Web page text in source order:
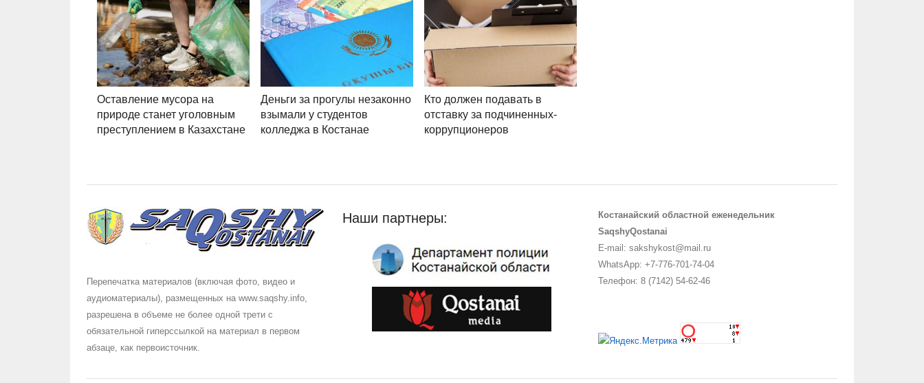
Оставление мусора на
природе станет уголовным
преступлением в Казахстане
Деньги за прогулы незаконно
взымали у студентов
колледжа в Костанае
Кто должен подавать в
отставку за подчиненных-
коррупционеров
Перепечатка материалов (включая фото, видео и
аудиоматериалы), размещенных на www.saqshy.info,
разрешена в объеме не более одной трети с
обязательной гиперссылкой на материал в первом
абзаце, как первоисточник.
Наши партнеры:
Костанайский областной еженедельник
SaqshyQostanai
E-mail: sakshykost@mail.ru
WhatsApp: +7-776-701-74-04
Телефон: 8 (7142) 54-62-46